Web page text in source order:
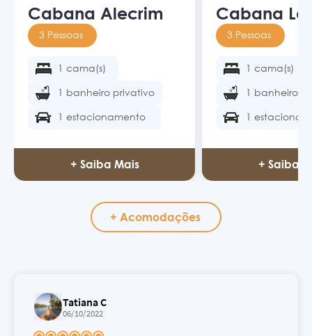
Cabana Alecrim
3 Pessoas
1 cama(s)
1 banheiro privativo
1 estacionamento
+ Saiba Mais
Cabana
3 Pessoas
1 cama(s)
1 banheiro
1
+ Saiba
+ Acomodações
Tatiana C
06/10/2022